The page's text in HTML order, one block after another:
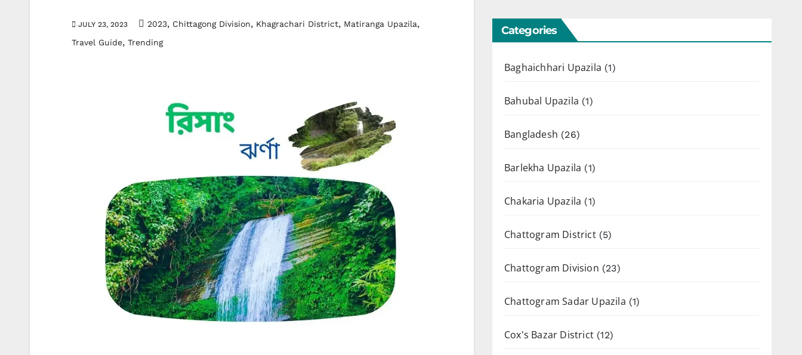
JULY 23, 2023 2023, Chittagong Division, Khagrachari District, Matiranga Upazila,
Travel Guide, Trending
Categories
Baghaichhari Upazila (1)
Bahubal Upazila (1)
Bangladesh (26)
Barlekha Upazila (1)
Chakaria Upazila (1)
Chattogram District(5)
Chattogram Division (23)
Chattogram Sadar Upazila (1)
Cox's Bazar District (12)